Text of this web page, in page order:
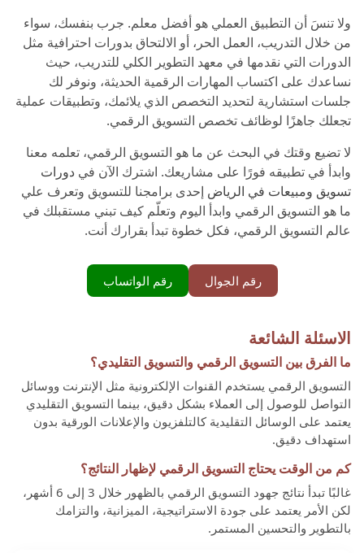
ولا تنسَ أن التطبيق العملي هو أفضل معلم. جرب بنفسك، سواء
من خلال التدريب، العمل الحر، أو الالتحاق بدورات احترافية مثل
الدورات التي نقدمها في معهد التطوير الكلي للتدريب، حيث
نساعدك على اكتساب المهارات الرقمية الحديثة، ونوفر لك
جلسات استشارية لتحديد التخصص الذي يلائمك، وتطبيقات عملية
تجعلك جاهزًا لوظائف تخصص التسويق الرقمي.
لا تضيع وقتك في البحث عن ما هو التسويق الرقمي، تعلمه معنا
وابدأ في تطبيقه فورًا على مشاريعك. اشترك الآن في دورات
تسويق ومبيعات في الرياض إحدى برامجنا للتسويق وتعرف علي
ما هو التسويق الرقمي وابدأ اليوم وتعلّم كيف تبني مستقبلك في
عالم التسويق الرقمي، فكل خطوة تبدأ بقرارك أنت.
رقم الجوال رقم الواتساب
الاسئلة الشائعة
ما الفرق بين التسويق الرقمي والتسويق التقليدي؟
التسويق الرقمي يستخدم القنوات الإلكترونية مثل الإنترنت ووسائل
التواصل للوصول إلى العملاء بشكل دقيق، بينما التسويق التقليدي
يعتمد على الوسائل التقليدية كالتلفزيون والإعلانات الورقية بدون
استهداف دقيق.
كم من الوقت يحتاج التسويق الرقمي لإظهار النتائج؟
غالبًا تبدأ نتائج جهود التسويق الرقمي بالظهور خلال 3 إلى 6 أشهر،
لكن الأمر يعتمد على جودة الاستراتيجية، الميزانية، والتزامك
بالتطوير والتحسين المستمر.